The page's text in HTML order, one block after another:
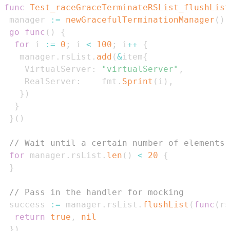
func Test_raceGraceTerminateRSList_flushList
manager
:= newGracefulTerminationManager ( )
go
func ( )
{
for i := 0 ; i < 100 ; i++
{
   manager
. rsList . add (&item{
    VirtualServer
: "virtualServer" ,
    RealServer
:
    fmt
. Sprint ( i ) ,
} )
}
} ( )
// Wait until a certain number of elements
for manager . rsList . len ( ) < 20
{
}
// Pass in the handler for mocking
success
:= manager . rsList . flushList ( func (
return
true ,
nil